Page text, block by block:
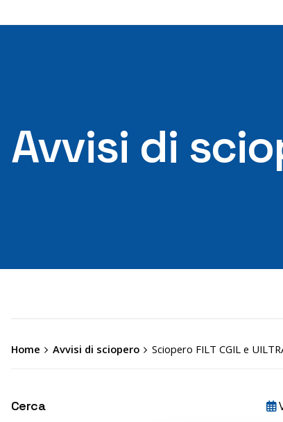
Avvisi di
Home Avvisi di sciopero Sciopero FILT CGIL e
Cerca